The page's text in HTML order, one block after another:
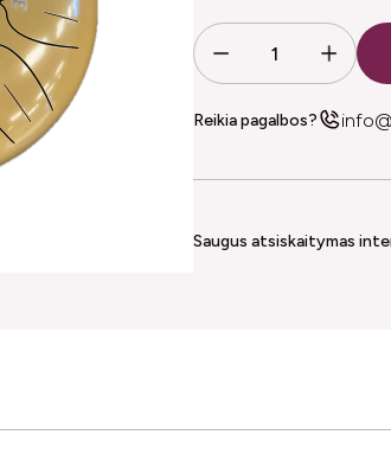
Reikia pagalbos?
Saugus atsiskaitymas